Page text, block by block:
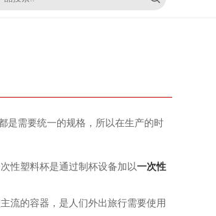
是需要统一的规格，所以在生产的时
性塑料杯是通过制杯设备加以一次性
流的容器，是人们外出旅行需要使用